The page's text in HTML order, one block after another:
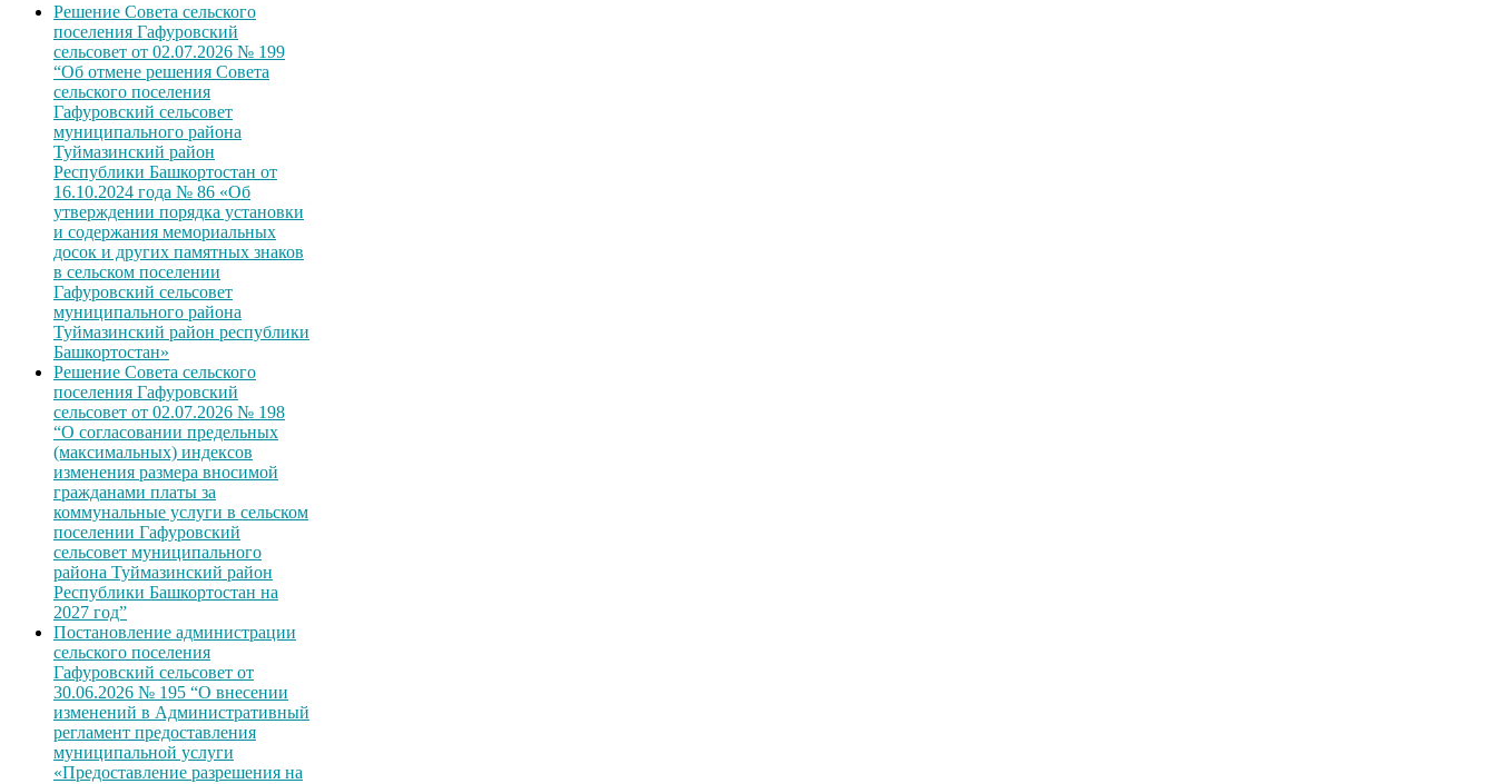
Решение Совета сельского
поселения Гафуровский
сельсовет от 02.07.2026 № 199
“Об отмене решения Совета
сельского поселения
Гафуровский сельсовет
муниципального района
Туймазинский район
Республики Башкортостан от
16.10.2024 года № 86 «Об
утверждении порядка установки
и содержания мемориальных
досок и других памятных знаков
в сельском поселении
Гафуровский сельсовет
муниципального района
Туймазинский район республики
Башкортостан»
Решение Совета сельского
поселения Гафуровский
сельсовет от 02.07.2026 № 198
“О согласовании предельных
(максимальных) индексов
изменения размера вносимой
гражданами платы за
коммунальные услуги в сельском
поселении Гафуровский
сельсовет муниципального
района Туймазинский район
Республики Башкортостан на
2027 год”
Постановление администрации
сельского поселения
Гафуровский сельсовет от
30.06.2026 № 195 “О внесении
изменений в Административный
регламент предоставления
муниципальной услуги
«Предоставление разрешения на